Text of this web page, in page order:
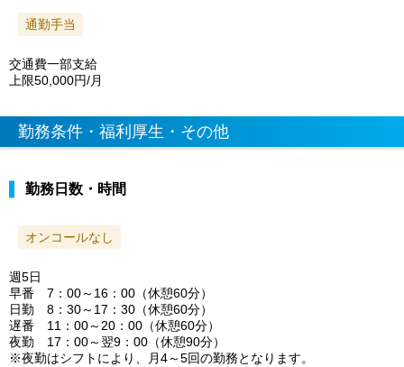
通勤手当
交通費一部支給
上限50,000円/月
勤務条件・福利厚生・その他
勤務日数・時間
オンコールなし
週5日
早番 7：00～16：00（休憩60分）
日勤 8：30～17：30（休憩60分）
遅番 11：00～20：00（休憩60分）
夜勤 17：00～翌9：00（休憩90分）
※夜勤はシフトにより、月4～5回の勤務となります。